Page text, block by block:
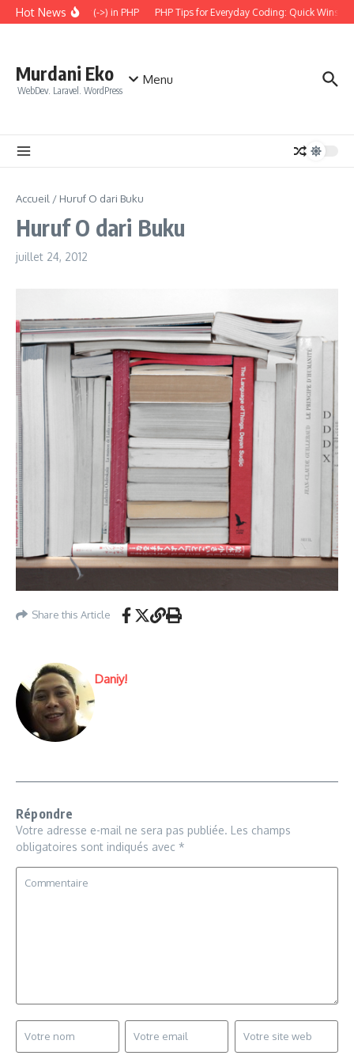
Aller au contenu
Hot News
the Arrow Operator (->) in PHP PHP Tips for Everyday Coding: Quick Wins for
Murdani Eko
WebDev. Laravel. WordPress
Menu
Accueil / Huruf O dari Buku
Huruf O dari Buku
juillet 24, 2012
Share this Article
Daniy!
Répondre
Votre adresse e-mail ne sera pas publiée. Les champs
obligatoires sont indiqués avec *